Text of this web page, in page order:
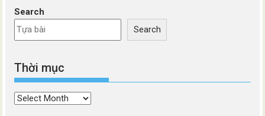
Search
Search
Thời mục
Thời